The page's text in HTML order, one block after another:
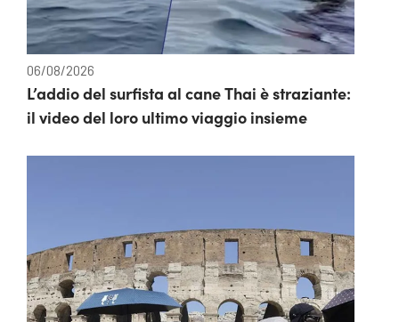
06/08/2026
L’addio del surfista al cane Thai è straziante:
il video del loro ultimo viaggio insieme